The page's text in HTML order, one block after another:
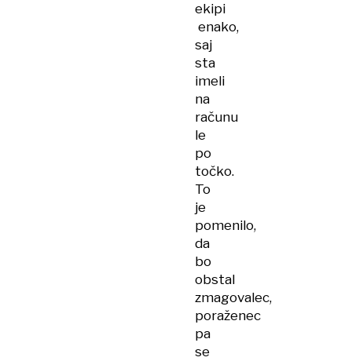
ekipi
enako,
saj
sta
imeli
na
računu
le
po
točko.
To
je
pomenilo,
da
bo
obstal
zmagovalec,
poraženec
pa
se